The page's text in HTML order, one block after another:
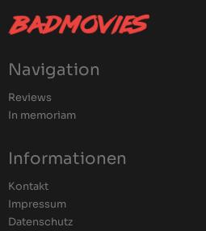
Navigation
Reviews
In memoriam
Informationen
Kontakt
Impressum
Datenschutz